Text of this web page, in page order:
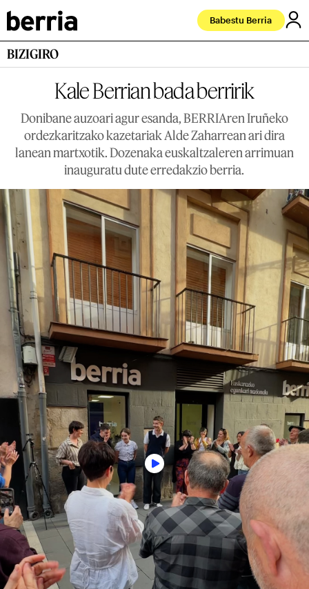
Babestu Berria
BIZIGIRO
Kale Berrian bada berririk
Donibane auzoari agur esanda, BERRIAren Iruñeko
ordezkaritzako kazetariak Alde Zaharrean ari dira
lanean martxotik. Dozenaka euskaltzaleren arrimuan
inauguratu dute erredakzio berria.